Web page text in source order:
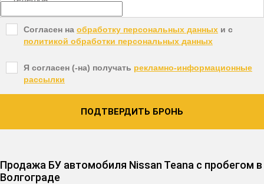
Согласен на обработку персональных данных и c
политикой обработки персональных данных
Я согласен (-на) получать рекламно-информационные
рассылки
ПОДТВЕРДИТЬ БРОНЬ
Продажа БУ автомобиля Nissan Teana с пробегом в
Волгограде